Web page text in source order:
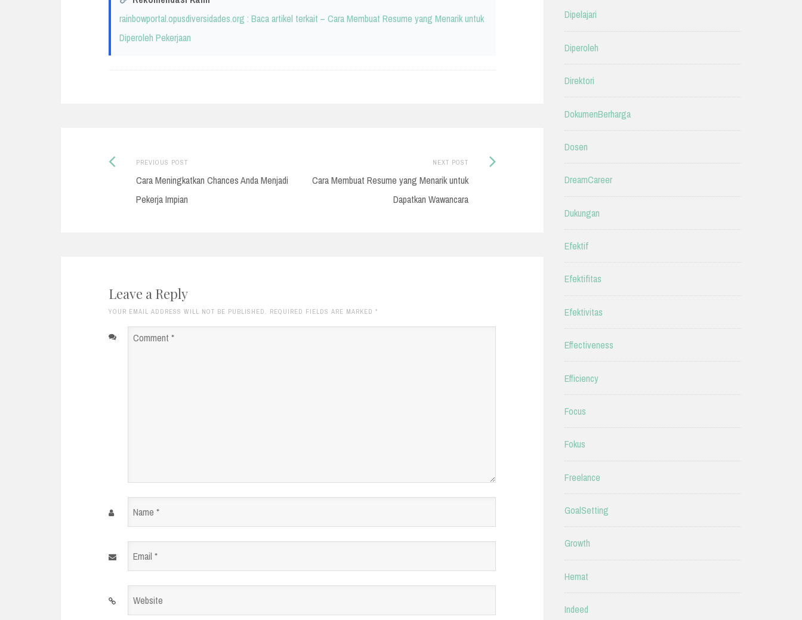
rainbowportal.opusdiversidades.org : Baca artikel terkait – Cara Membuat Resume yang Menarik untuk
Diperoleh Pekerjaan
Post
navigation
PREVIOUS POSTPrevious
post:
Cara Meningkatkan Chances Anda Menjadi
Pekerja Impian
NEXT POST
Cara Membuat Resume yang Menarik untuk
Dapatkan Wawancara
Next
Leave a Reply
YOUR EMAIL ADDRESS WILL NOT BE PUBLISHED. REQUIRED FIELDS ARE MARKED *
Comment
Name
Email
Website
Dipelajari
Diperoleh
Direktori
DokumenBerharga
Dosen
DreamCareer
Dukungan
Efektif
Efektifitas
Efektivitas
Effectiveness
Efficiency
Focus
Fokus
Freelance
GoalSetting
Growth
Hemat
Indeed